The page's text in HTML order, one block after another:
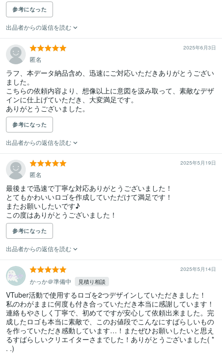
参考になった
出品者からの返信を読む
2025年6月3日
匿名
ラフ、本データ納品含め、迅速にご対応いただきありがとうござい
ました。
こちらの依頼内容より、想像以上に意図を汲み取って、素敵なデザ
インに仕上げていただき、大変満足です。
ありがとうございました。
参考になった
出品者からの返信を読む
2025年5月19日
匿名
最後まで迅速で丁寧な対応ありがとうございました！
とてもかわいいロゴを作成していただけて満足です！
またお願いしたいです♪
この度はありがとうございました！
参考になった
出品者からの返信を読む
2025年5月14日
かっか＠準備中 見積り相談
VTuber活動で使用するロゴを2つデザインしていただきました！
私のわがままに何度も付き合っていただき本当に感謝しています！
連絡もやさしく丁寧で、初めてですが安心して依頼出来ました。完
成したロゴも本当に素敵で、このお値段でこんなにすばらしいもの
を作っていただき感動しています…！またぜひお願いしたいと思え
るすばらしいクリエイターさまでした！ありがとうございました( *
. .)